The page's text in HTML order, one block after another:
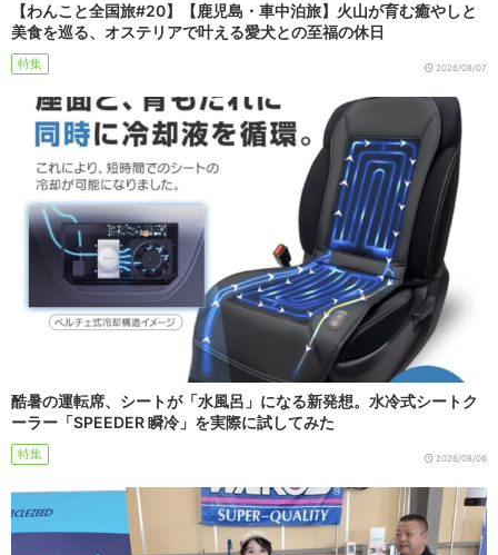
【わんこと全国旅#20】【鹿児島・車中泊旅】火山が育む癒やしと
美食を巡る、オステリアで叶える愛犬との至福の休日
特集 2026/08/07
酷暑の運転席、シートが「水風呂」になる新発想。水冷式シートク
ーラー「SPEEDER 瞬冷」を実際に試してみた
特集 2026/08/06